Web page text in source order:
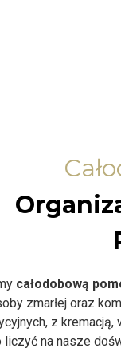
całodobową
zmarłej oraz
z
liczyć na nasze